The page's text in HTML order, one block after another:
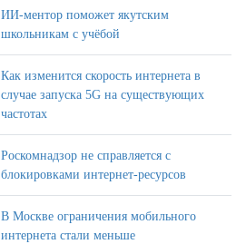
ИИ-ментор поможет якутским
школьникам с учёбой
Как изменится скорость интернета в
случае запуска 5G на существующих
частотах
Роскомнадзор не справляется с
блокировками интернет-ресурсов
В Москве ограничения мобильного
интернета стали меньше